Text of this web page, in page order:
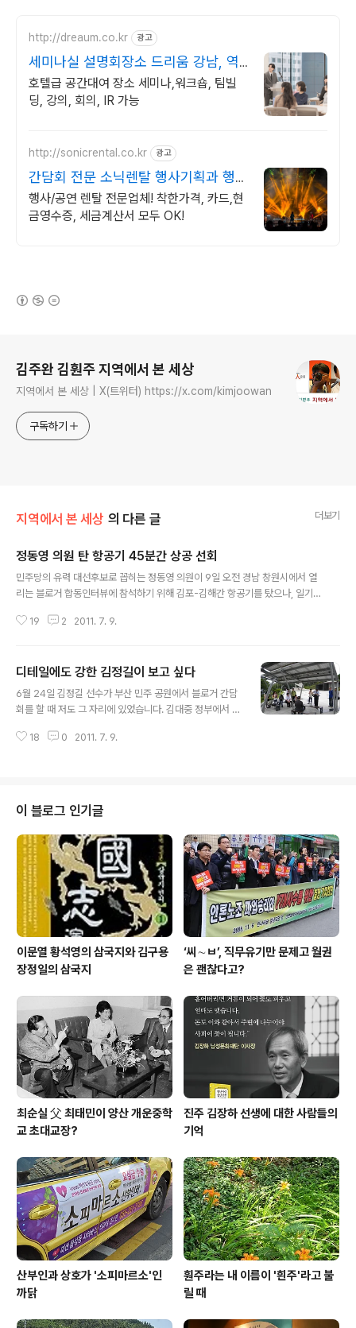
http://dreaum.co.kr 광고
세미나실 설명회장소 드리움 강남, 역
삼 대표 행사 공간
호텔급 공간대여 장소 세미나,워크숍, 팀빌
딩, 강의, 회의, IR 가능
http://sonicrental.co.kr 광고
간담회 전문 소닉렌탈 행사기획과 행사
장비 선두주자
행사/공연 렌탈 전문업체! 착한가격, 카드,현
금영수증, 세금계산서 모두 OK!
김주완 김훤주 지역에서 본 세상
지역에서 본 세상 | X(트위터) https://x.com/kimjoowan
구독하기
지역에서 본 세상 의 다른 글 더보기
정동영 의원 탄 항공기 45분간 상공 선회
민주당의 유력 대선후보로 꼽히는 정동영 의원이 9일 오전 경남 창원시에서 열
리는 블로거 합동인터뷰에 참석하기 위해 김포-김해간 항공기를 탔으나, 일기
으로 알려졌다. 이 때문에 낮 창원시 경남도민일보 강당에서 12시부터 시작될
이륙도 30분 가량 늦었으며, 김해공항에 11시 30분경 도착했지만 악천후로 인
해 약 45분간 10여 차례 상공을 선회한 끝에 12시 13분에야 착륙에 성공한 것
으로 알려졌다. 김해공항에 내린 정동영 의원은 트위터(@coreacdy)를 통해
19 2 2011. 7. 9.
디테일에도 강한 김정길이 보고 싶다
6월 24일 김정길 선수가 부산 민주 공원에서 블로거 간담
회를 할 때 저도 그 자리에 있었습니다. 김대중 정부에서 행
990년 김영삼의 3당 합당 때 민주당을 버리지 않고 지킨
고 나머지는 모두 권력의 품으로 권력이 돼서 들어갔습니
다. 이로써 김정길은 어렵고 힘든 길을 걷게 됐지만 한편은
로는 그것이 그이에게 커다란 정치 자산이 되는 측면도 있
습니다. 이를테면 김정길은 민주당 간판으로 그 때부터 지
금까지 부산에서 국회의원 선거에 나서 계속 떨어지기만
했습니다. 이른바 원칙과 소신을 지키고 ..
18 0 2011. 7. 9.
이 블로그 인기글
이문열 황석영의 삼국지와 김구용
장정일의 삼국지
‘씨∼ㅂ’, 직무유기만 문제고 월권
은 괜찮다고?
최순실 父 최태민이 양산 개운중학
교 초대교장?
진주 김장하 선생에 대한 사람들의
기억
산부인과 상호가 '소피마르소'인
까닭
훤주라는 내 이름이 '흰주'라고 불
릴 때